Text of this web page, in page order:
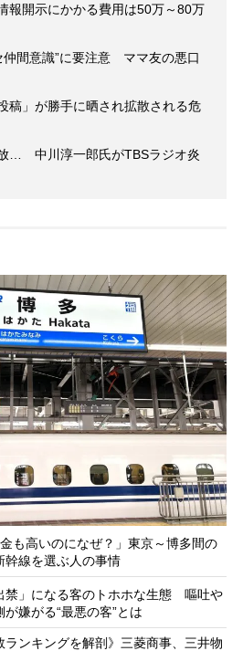
開示にかかる費用は50万～80万
仲間意識”に要注意 ママ友の悪口
稿」が勝手に晒され拡散される危
… 中川淳一郎氏がTBSラジオ炎
も高いのになぜ？」東京～博多間の
幹線を選ぶ人の事情
禁」になる客のトホホな生態 嘔吐や
嫌がる“最悪の客”とは
ランキングを解剖》三菱商事、三井物